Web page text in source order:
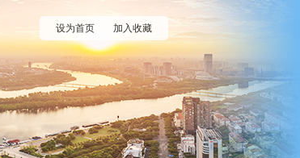
设为首页 加入收藏